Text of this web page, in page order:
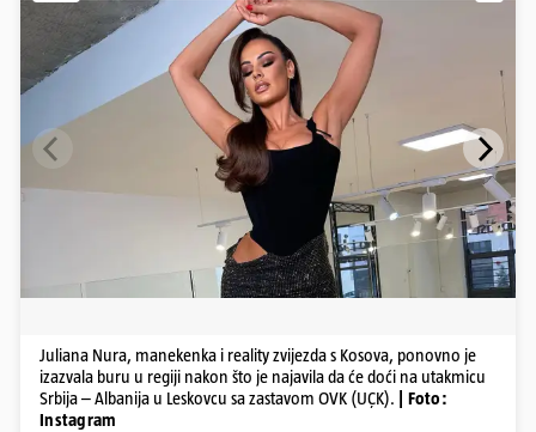
Juliana Nura, manekenka i reality zvijezda s Kosova, ponovno je
izazvala buru u regiji nakon što je najavila da će doći na utakmicu
Srbija – Albanija u Leskovcu sa zastavom OVK (UÇK).
| Foto:
Instagram